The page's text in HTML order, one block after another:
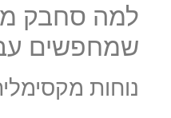
למה סחבק
שמחפשים
נוחות מקסימלית